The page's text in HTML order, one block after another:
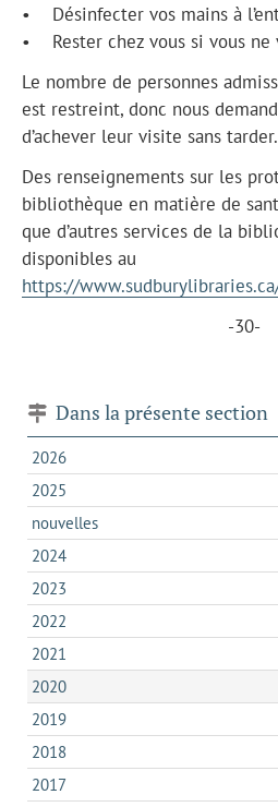
• Désinfecter vos mains à
• Rester chez vous si vous ne
Le nombre de personnes
est restreint, donc nous
d’achever leur visite sans tarder.
Des renseignements sur les
bibliothèque en matière de
que d’autres services de la
disponibles au
https://
-30-
Dans la présente section
2026
2025
nouvelles
2024
2023
2022
2021
2020
2019
2018
2017